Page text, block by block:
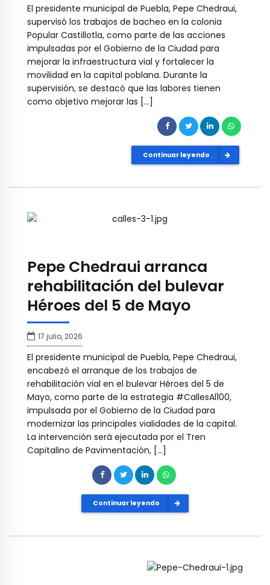
El presidente municipal de Puebla, Pepe Chedraui,
supervisó los trabajos de bacheo en la colonia
Popular Castillotla, como parte de las acciones
impulsadas por el Gobierno de la Ciudad para
mejorar la infraestructura vial y fortalecer la
movilidad en la capital poblana. Durante la
supervisión, se destacó que las labores tienen
como objetivo mejorar las […]
Continuar leyendo
Pepe Chedraui arranca
rehabilitación del bulevar
Héroes del 5 de Mayo
17 julio, 2026
El presidente municipal de Puebla, Pepe Chedraui,
encabezó el arranque de los trabajos de
rehabilitación vial en el bulevar Héroes del 5 de
Mayo, como parte de la estrategia #CallesAl100,
impulsada por el Gobierno de la Ciudad para
modernizar las principales vialidades de la capital.
La intervención será ejecutada por el Tren
Capitalino de Pavimentación, […]
Continuar leyendo